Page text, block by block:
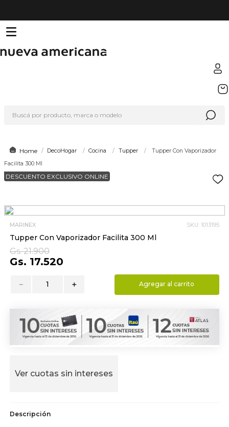
DecoHogar Cocina Tupper
Tupper Con Vaporizador
Facilita 300 Ml
DESCUENTO EXCLUSIVO ONLINE
MARINEX SKU: 1013195
Tupper Con Vaporizador Facilita 300 Ml
Gs. 21.900
Gs. 17.520
＋
－ Agregar al carrito
Ver cuotas sin intereses
2.
nike
4.
lego
5.
cafetera
7.
organizador
8.
hydrate
9 .
almohada
10. toalla